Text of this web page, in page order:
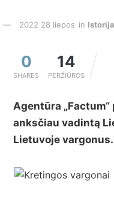
2022 28 liepos in Istorija
0
SHARES
14
PERŽIŪROS
Agentūra
anksčiau vadintą
Lietuvoje vargonus.